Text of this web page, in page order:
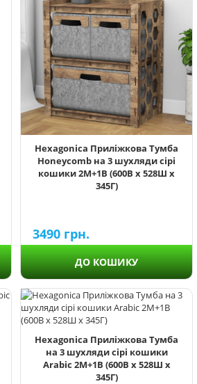
Hexagonica Приліжкова Тумба
Honeycomb на 3 шухляди сірі
кошики 2М+1В (600В х 528Ш х
345Г)
3490 грн.
ДО КОШИКУ
Hexagonica Приліжкова Тумба
на 3 шухляди сірі кошики
Arabic 2М+1В (600В х 528Ш х
345Г)